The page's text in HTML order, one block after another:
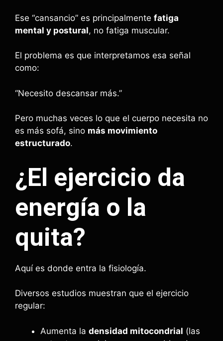
Ese “cansancio” es principalmente fatiga
mental y postural, no fatiga muscular.
El problema es que interpretamos esa señal
como:
“Necesito descansar más.”
Pero muchas veces lo que el cuerpo necesita no
es más sofá, sino más movimiento
estructurado.
¿El ejercicio da
energía o la
quita?
Aquí es donde entra la fisiología.
Diversos estudios muestran que el ejercicio
regular:
Aumenta la densidad mitocondrial (las